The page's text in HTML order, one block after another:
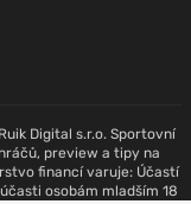
Digital s.r.o. Sportovní
preview a tipy na
financí varuje: Účastí
osobám mladším 18